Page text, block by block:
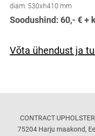
diam. 530xh410 mm
Soodushind: 60,- € +
Võta ühendust ja
CONTRACT
75204 Harju maakond,